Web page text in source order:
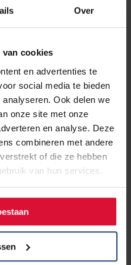
Over
van cookies
en advertenties te
social media te bieden
Ook delen we
onze site met onze
en analyse. Deze
combineren met andere
of die ze hebben
van hun services.
longkanker krijgen.”
met (long)kanker –
misschien van
dat kanker steeds meer
bewust maken wat voor
veel mensen
oproep op Facebook
longkanker en extra
en de impact ervan. Hij
te delen. Dat doet men
succes! Het bericht is